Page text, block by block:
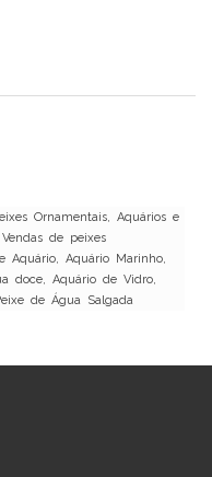
Ornamentais, Aquários e
de peixes
Aquário, Aquário Marinho,
doce, Aquário de Vidro,
de Água Salgada